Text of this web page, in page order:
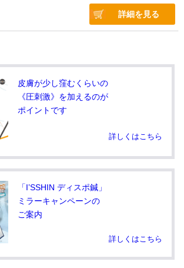
詳細を見る
皮膚が少し窪むくらいの
《圧刺激》を加えるのが
ポイントです
詳しくはこちら
「I’SSHIN ディスポ鍼」
ミラーキャンペーンの
ご案内
詳しくはこちら